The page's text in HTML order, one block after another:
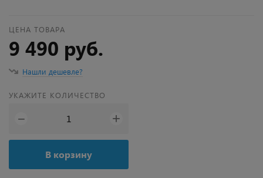
ЦЕНА ТОВАРА
9 490 руб.
Нашли дешевле?
УКАЖИТЕ КОЛИЧЕСТВО
− +
В корзину